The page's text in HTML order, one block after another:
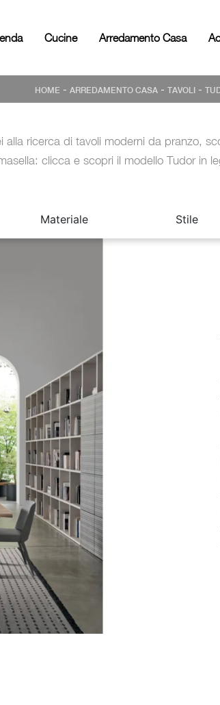
Cucine Arredamento Casa
HOME - ARREDAMENTO CASA- TAVOLI -
alla ricerca di tavoli moderni da pranzo,
clicca e scopri il modello Tudor in
Materiale Stile